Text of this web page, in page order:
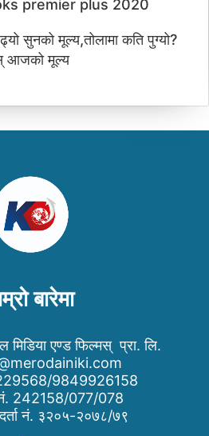
premier plus 2020
सुनको मूल्य,तोलामा कति पुग्यो?
आजको मूल्य
बारेमा
मिडिया एण्ड फिल्मस् प्रा. लि.
9849926158
नं. 242158/077/078
नं. ३२०५-२०७८/७९